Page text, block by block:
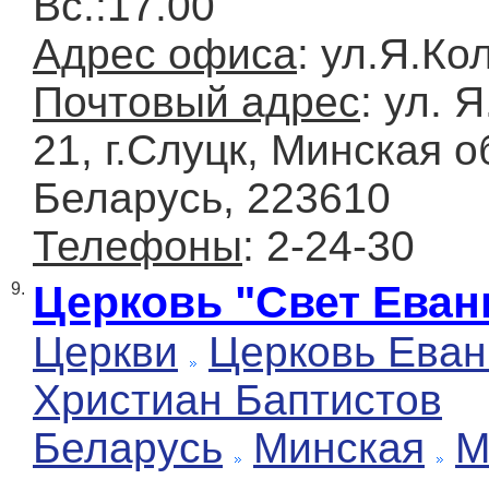
Адрес офиса:
Почтовый адрес: ул.
21, г.Слуцк, Минская
Беларусь, 223610
Телефоны: 2-24-30
9. Церковь "Свет
Церкви
Церковь
Христиан Баптистов
Беларусь
Минская